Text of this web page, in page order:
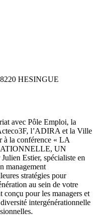
HESINGUE
avec Pôle Emploi, la
l’ADIRA et la Ville
à la conférence « LA
UN
Estier, spécialiste en
management
stratégies pour
au sein de votre
conçu pour les managers et
intergénérationnelle